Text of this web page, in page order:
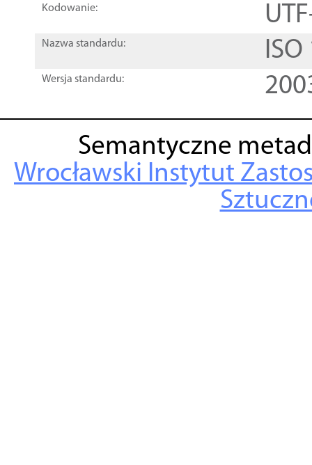
Kodowanie:
Nazwa standardu:
Wersja standardu:
Semantyczne
Wrocławski Instytut